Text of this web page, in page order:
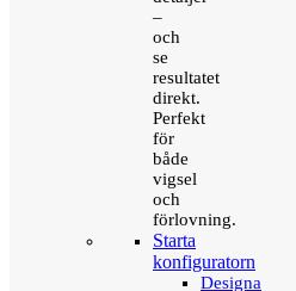
–
och
se
resultatet
direkt.
Perfekt
för
både
vigsel
och
förlovning.
Starta
konfiguratorn
Designa